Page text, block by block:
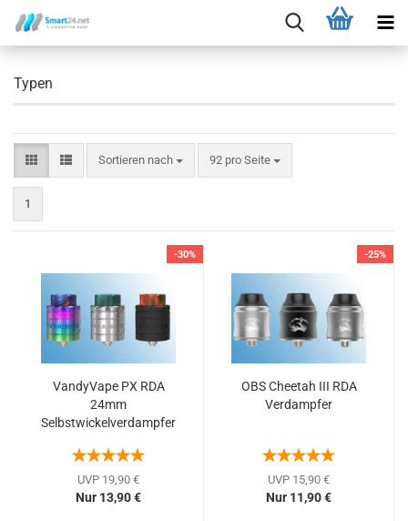
Typen
Sortieren nach 92 pro Seite
1
-30%
VandyVape PX RDA
24mm
Selbstwickelverdampfer
UVP 19,90 €
Nur 13,90 €
-25%
OBS Cheetah III RDA
Verdampfer
UVP 15,90 €
Nur 11,90 €